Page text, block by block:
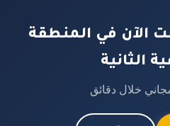
الآن في المنطقة
الثانية
خلال دقائق